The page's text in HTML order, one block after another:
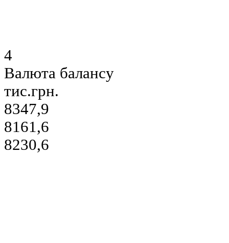
4
Валюта балансу
тис.грн.
8347,9
8161,6
8230,6